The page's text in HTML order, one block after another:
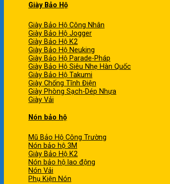
Giày Bảo Hộ
Giày Bảo Hộ Công Nhân
Giày Bảo Hộ Jogger
Giày Bảo Hộ K2
Giày Bảo Hộ Neuking
Giày Bảo Hộ Parade-Pháp
Giày Bảo Hộ Siêu Nhẹ Hàn Quốc
Giày Bảo Hộ Takumi
Giày Chống Tĩnh Điện
Giày Phòng Sạch-Dép Nhựa
Giày Vải
Nón bảo hộ
Mũ Bảo Hộ Công Trường
Nón bảo hộ 3M
Giày Bảo Hộ K2
Nón bảo hộ lao động
Nón Vải
Phụ Kiện Nón